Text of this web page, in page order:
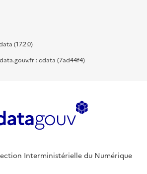
(17.2.0)
: cdata (7ad44f4)
Interministérielle du Numérique